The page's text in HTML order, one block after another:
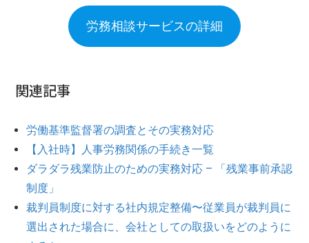
労務相談サービスの詳細
関連記事
労働基準監督署の調査とその実務対応
【入社時】人事労務関係の手続き一覧
ダラダラ残業防止のための実務対応 – 「残業事前承認
制度」
裁判員制度に対する社内規定整備〜従業員が裁判員に
選出された場合に、会社としての取扱いをどのように